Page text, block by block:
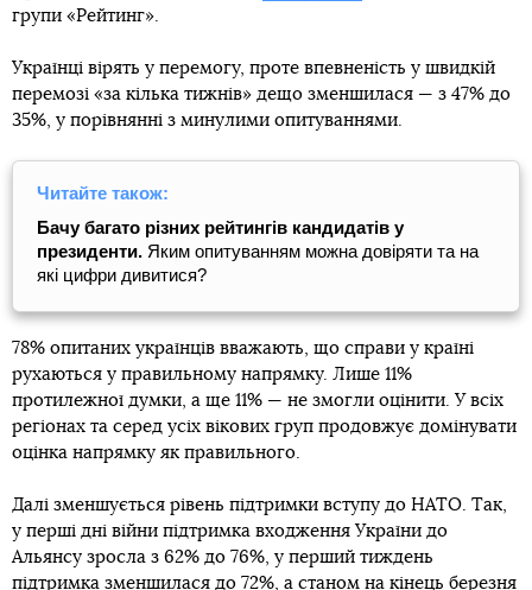
групи «Рейтинг».
Українці вірять у перемогу, проте впевненість у швидкій
перемозі «за кілька тижнів» дещо зменшилася — з 47% до
35%, у порівнянні з минулими опитуваннями.
Читайте також:
Бачу багато різних рейтингів кандидатів у
президенти. Яким опитуванням можна довіряти та на
які цифри дивитися?
78% опитаних українців вважають, що справи у країні
рухаються у правильному напрямку. Лише 11%
протилежної думки, а ще 11% — не змогли оцінити. У всіх
регіонах та серед усіх вікових груп продовжує домінувати
оцінка напрямку як правильного.
Далі зменшується рівень підтримки вступу до НАТО. Так,
у перші дні війни підтримка входження України до
Альянсу зросла з 62% до 76%, у перший тиждень
підтримка зменшилася до 72%, а станом на кінець березня